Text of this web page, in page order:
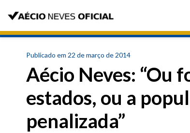
Publicado em 22 de março de 2014
Aécio Neves: “Ou
estados, ou a
penalizada”